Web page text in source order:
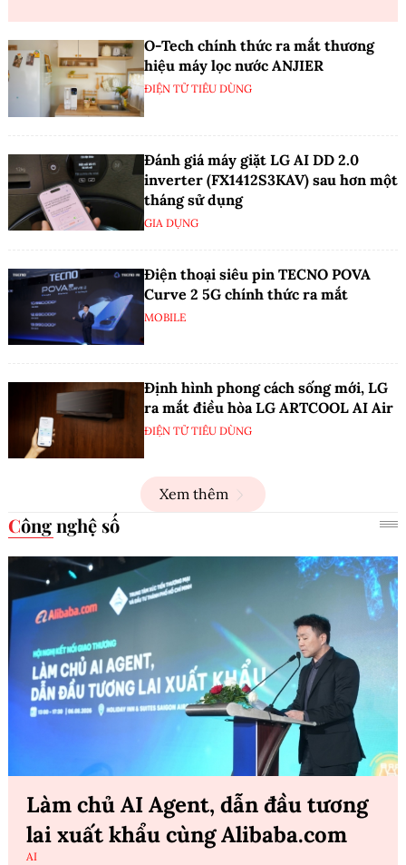
O-Tech chính thức ra mắt thương
hiệu máy lọc nước ANJIER
ĐIỆN TỬ TIÊU DÙNG
Đánh giá máy giặt LG AI DD 2.0
inverter (FX1412S3KAV) sau hơn một
tháng sử dụng
GIA DỤNG
Điện thoại siêu pin TECNO POVA
Curve 2 5G chính thức ra mắt
MOBILE
Định hình phong cách sống mới, LG
ra mắt điều hòa LG ARTCOOL AI Air
ĐIỆN TỬ TIÊU DÙNG
Xem thêm
Công nghệ số
Làm chủ AI Agent, dẫn đầu tương
lai xuất khẩu cùng Alibaba.com
AI